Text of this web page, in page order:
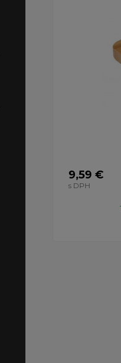
9,59 €
s DPH